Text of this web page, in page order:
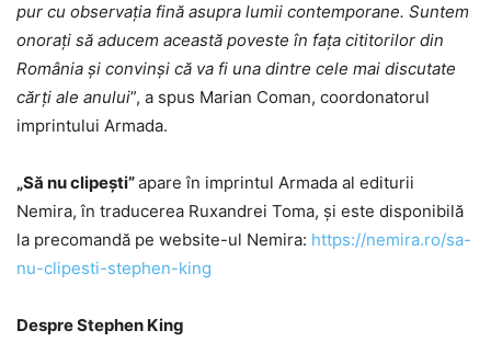
pur cu observația fină asupra lumii contemporane. Suntem
onorați să aducem această poveste în fața cititorilor din
România și convinși că va fi una dintre cele mai discutate
cărți ale anului”, a spus Marian Coman, coordonatorul
imprintului Armada.
„Să nu clipești”apare în imprintul Armada al editurii
Nemira, în traducerea Ruxandrei Toma, și este disponibilă
la precomandă pe website-ul Nemira: https://nemira.ro/sa-
nu-clipesti-stephen-king
Despre Stephen King